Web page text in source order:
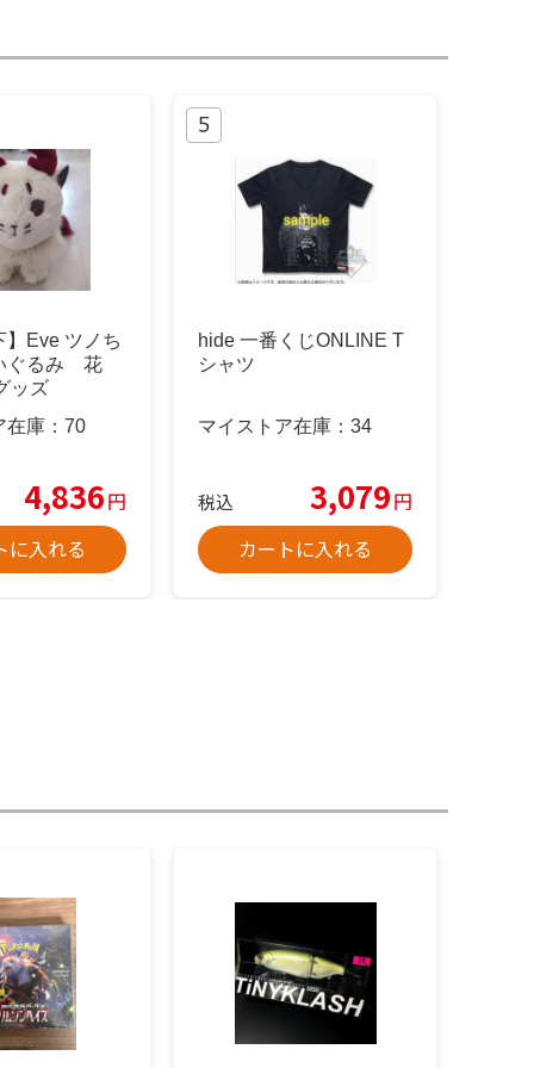
】Eve ツノち
ぐるみ 花
ッズ
庫： 70
4,836円
に入れる
hide 一番くじONLINE T
シャツ
マイストア在庫： 34
税込 3,079円
カートに入れる